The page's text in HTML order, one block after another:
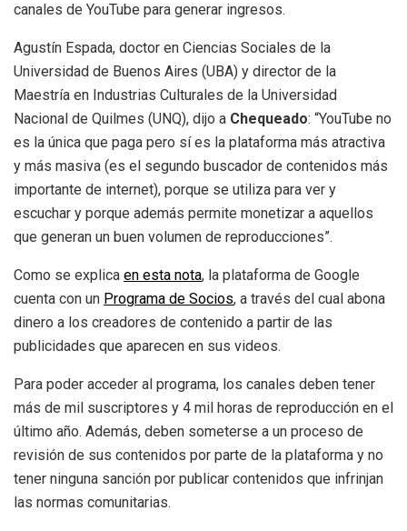
canales de YouTube para generar ingresos.
Agustín Espada, doctor en Ciencias Sociales de la
Universidad de Buenos Aires (UBA) y director de la
Maestría en Industrias Culturales de la Universidad
Nacional de Quilmes (UNQ), dijo a Chequeado: “YouTube no
es la única que paga pero sí es la plataforma más atractiva
y más masiva (es el segundo buscador de contenidos más
importante de internet), porque se utiliza para ver y
escuchar y porque además permite monetizar a aquellos
que generan un buen volumen de reproducciones”.
Como se explica en esta nota, la plataforma de Google
cuenta con un Programa de Socios, a través del cual abona
dinero a los creadores de contenido a partir de las
publicidades que aparecen en sus videos.
Para poder acceder al programa, los canales deben tener
más de mil suscriptores y 4 mil horas de reproducción en el
último año. Además, deben someterse a un proceso de
revisión de sus contenidos por parte de la plataforma y no
tener ninguna sanción por publicar contenidos que infrinjan
las normas comunitarias.